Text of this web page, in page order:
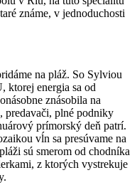
známe, v jednoduchosti
na pláž. So Sylviou
ktorej energia sa od
znásobila na
predavači, plné podniky
prímorský deň patrí.
vĺn sa presúvame na
sú smerom od chodníka
z ktorých vystrekuje